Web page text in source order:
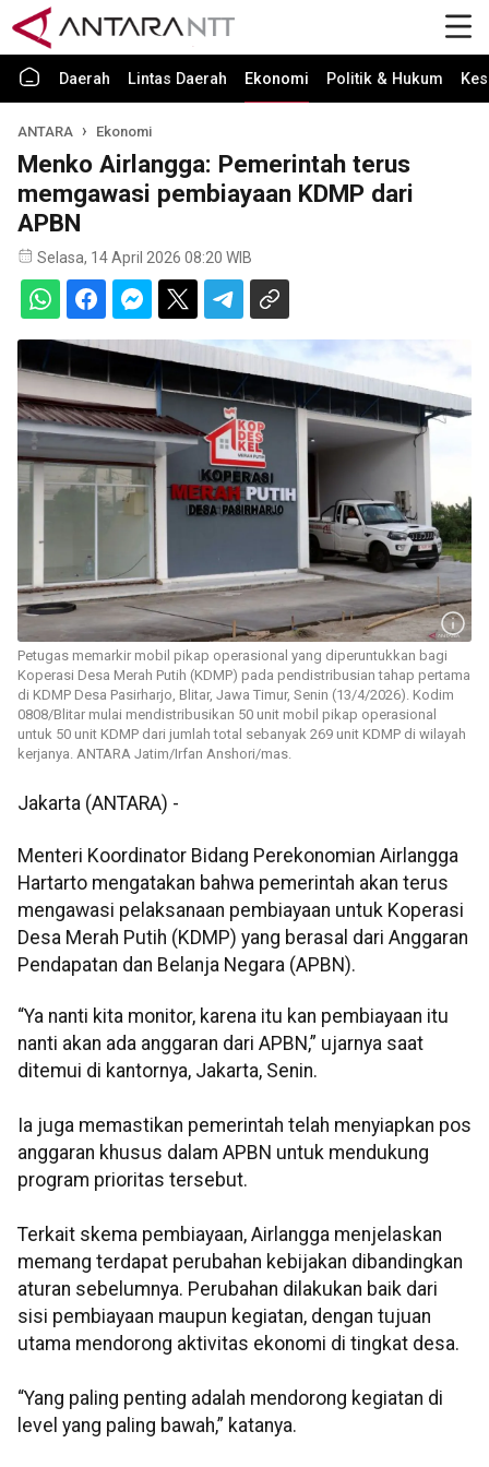
Daerah Lintas Daerah Ekonomi Politik & Hukum
ANTARA Ekonomi
Menko Airlangga: Pemerintah terus
memgawasi pembiayaan KDMP dari
APBN
Selasa, 14 April 2026 08:20 WIB
Petugas memarkir mobil pikap operasional yang diperuntukkan bagi
Koperasi Desa Merah Putih (KDMP) pada pendistribusian tahap pertama
di KDMP Desa Pasirharjo, Blitar, Jawa Timur, Senin (13/4/2026). Kodim
0808/Blitar mulai mendistribusikan 50 unit mobil pikap operasional
untuk 50 unit KDMP dari jumlah total sebanyak 269 unit KDMP di wilayah
kerjanya. ANTARA Jatim/Irfan Anshori/mas.
Jakarta (ANTARA) -
Menteri Koordinator Bidang Perekonomian Airlangga
Hartarto mengatakan bahwa pemerintah akan terus
mengawasi pelaksanaan pembiayaan untuk Koperasi
Desa Merah Putih (KDMP) yang berasal dari Anggaran
Pendapatan dan Belanja Negara (APBN).
“Ya nanti kita monitor, karena itu kan pembiayaan itu
nanti akan ada anggaran dari APBN,” ujarnya saat
ditemui di kantornya, Jakarta, Senin.
Ia juga memastikan pemerintah telah menyiapkan pos
anggaran khusus dalam APBN untuk mendukung
program prioritas tersebut.
Terkait skema pembiayaan, Airlangga menjelaskan
memang terdapat perubahan kebijakan dibandingkan
aturan sebelumnya. Perubahan dilakukan baik dari
sisi pembiayaan maupun kegiatan, dengan tujuan
utama mendorong aktivitas ekonomi di tingkat desa.
“Yang paling penting adalah mendorong kegiatan di
level yang paling bawah,” katanya.